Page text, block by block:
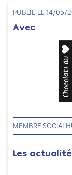
PUBLIÉ LE 14/05/
Avec
MEMBRE
Les